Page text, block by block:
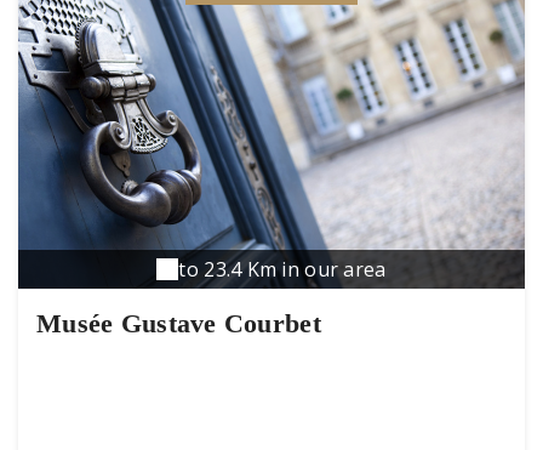
to 23.4 Km in our area
Musée Gustave Courbet